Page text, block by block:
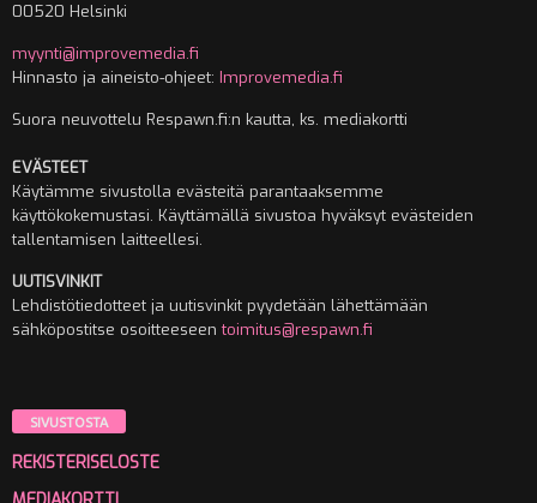
00520 Helsinki
myynti@improvemedia.fi
Hinnasto ja aineisto-ohjeet: Improvemedia.fi
Suora neuvottelu Respawn.fi:n kautta, ks. mediakortti
EVÄSTEET
Käytämme sivustolla evästeitä parantaaksemme
käyttökokemustasi. Käyttämällä sivustoa hyväksyt evästeiden
tallentamisen laitteellesi.
UUTISVINKIT
Lehdistötiedotteet ja uutisvinkit pyydetään lähettämään
sähköpostitse osoitteeseentoimitus@respawn.fi
SIVUSTOSTA
REKISTERISELOSTE